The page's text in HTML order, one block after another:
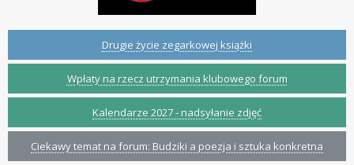
Drugie życie zegarkowej książki
Wpłaty na rzecz utrzymania klubowego forum
Kalendarze 2027 - nadsyłanie zdjęć
Ciekawy temat na forum: Budziki a poezja i sztuka konkretna